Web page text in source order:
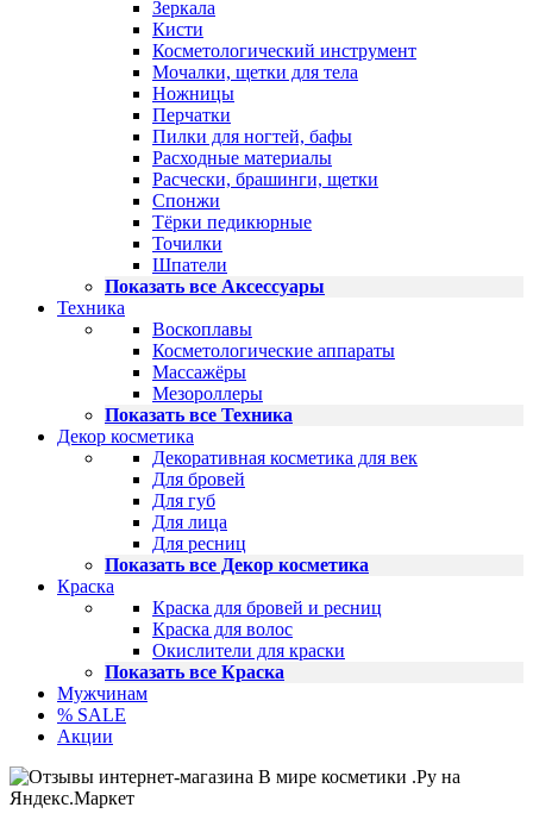
Зеркала
Кисти
Косметологический инструмент
Мочалки, щетки для тела
Ножницы
Перчатки
Пилки для ногтей, бафы
Расходные материалы
Расчески, брашинги, щетки
Спонжи
Тёрки педикюрные
Точилки
Шпатели
Показать все Аксессуары
Техника
Воскоплавы
Косметологические аппараты
Массажёры
Мезороллеры
Показать все Техника
Декор косметика
Декоративная косметика для век
Для бровей
Для губ
Для лица
Для ресниц
Показать все Декор косметика
Краска
Краска для бровей и ресниц
Краска для волос
Окислители для краски
Показать все Краска
Мужчинам
% SALE
Акции